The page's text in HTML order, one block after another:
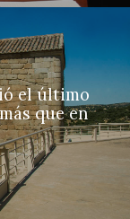
el último
que en